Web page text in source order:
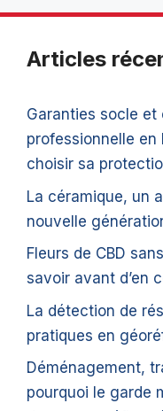
Articles
Garanties socle et
professionnelle en
choisir sa
La céramique, un
nouvelle
Fleurs de CBD
savoir avant d’en
La détection de
pratiques en
Déménagement,
pourquoi le garde